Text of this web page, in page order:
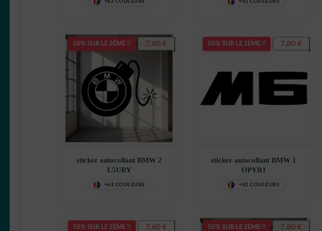
nálepky décoration
+63 COULEURS +63 COULEURS
50% SUR LE 2ÈME !!
sticker autocollant BMW 2
L5URY
+63 COULEURS
7,80€ 50% SUR LE 2ÈME !!
sticker autocollant BMW 1
OPYR1
+63 COULEURS
7,80 €
50% SUR LE 2ÈME !! 7,80€ 50% SUR LE 2ÈME !! 7,80 €